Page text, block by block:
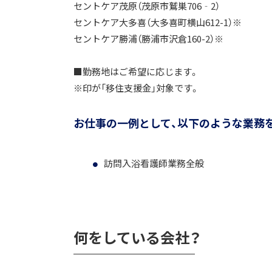
セントケア茂原（茂原市鷲巣706‐2）
セントケア大多喜（大多喜町横山612-1）※
セントケア勝浦（勝浦市沢倉160-2）※
■勤務地はご希望に応じます。
※印が「移住支援金」対象です。
お仕事の一例として、以下のような業務
訪問入浴看護師業務全般
何をしている会社？